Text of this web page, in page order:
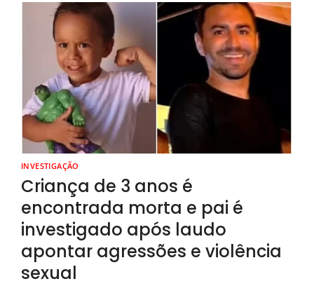
INVESTIGAÇÃO
Criança de 3 anos é
encontrada morta e pai é
investigado após laudo
apontar agressões e violência
sexual